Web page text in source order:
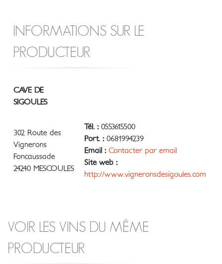
INFORMATIONS SUR LE
PRODUCTEUR
CAVE DE
SIGOULES
302 Route des
Vignerons
Foncaussade
24240 MESCOULES
Tél. : 0553615500
Port. : 0681994239
Email : Contacter par email
Site web :
http://www.vigneronsdesigoules.com
VOIR LES VINS DU MÊME
PRODUCTEUR